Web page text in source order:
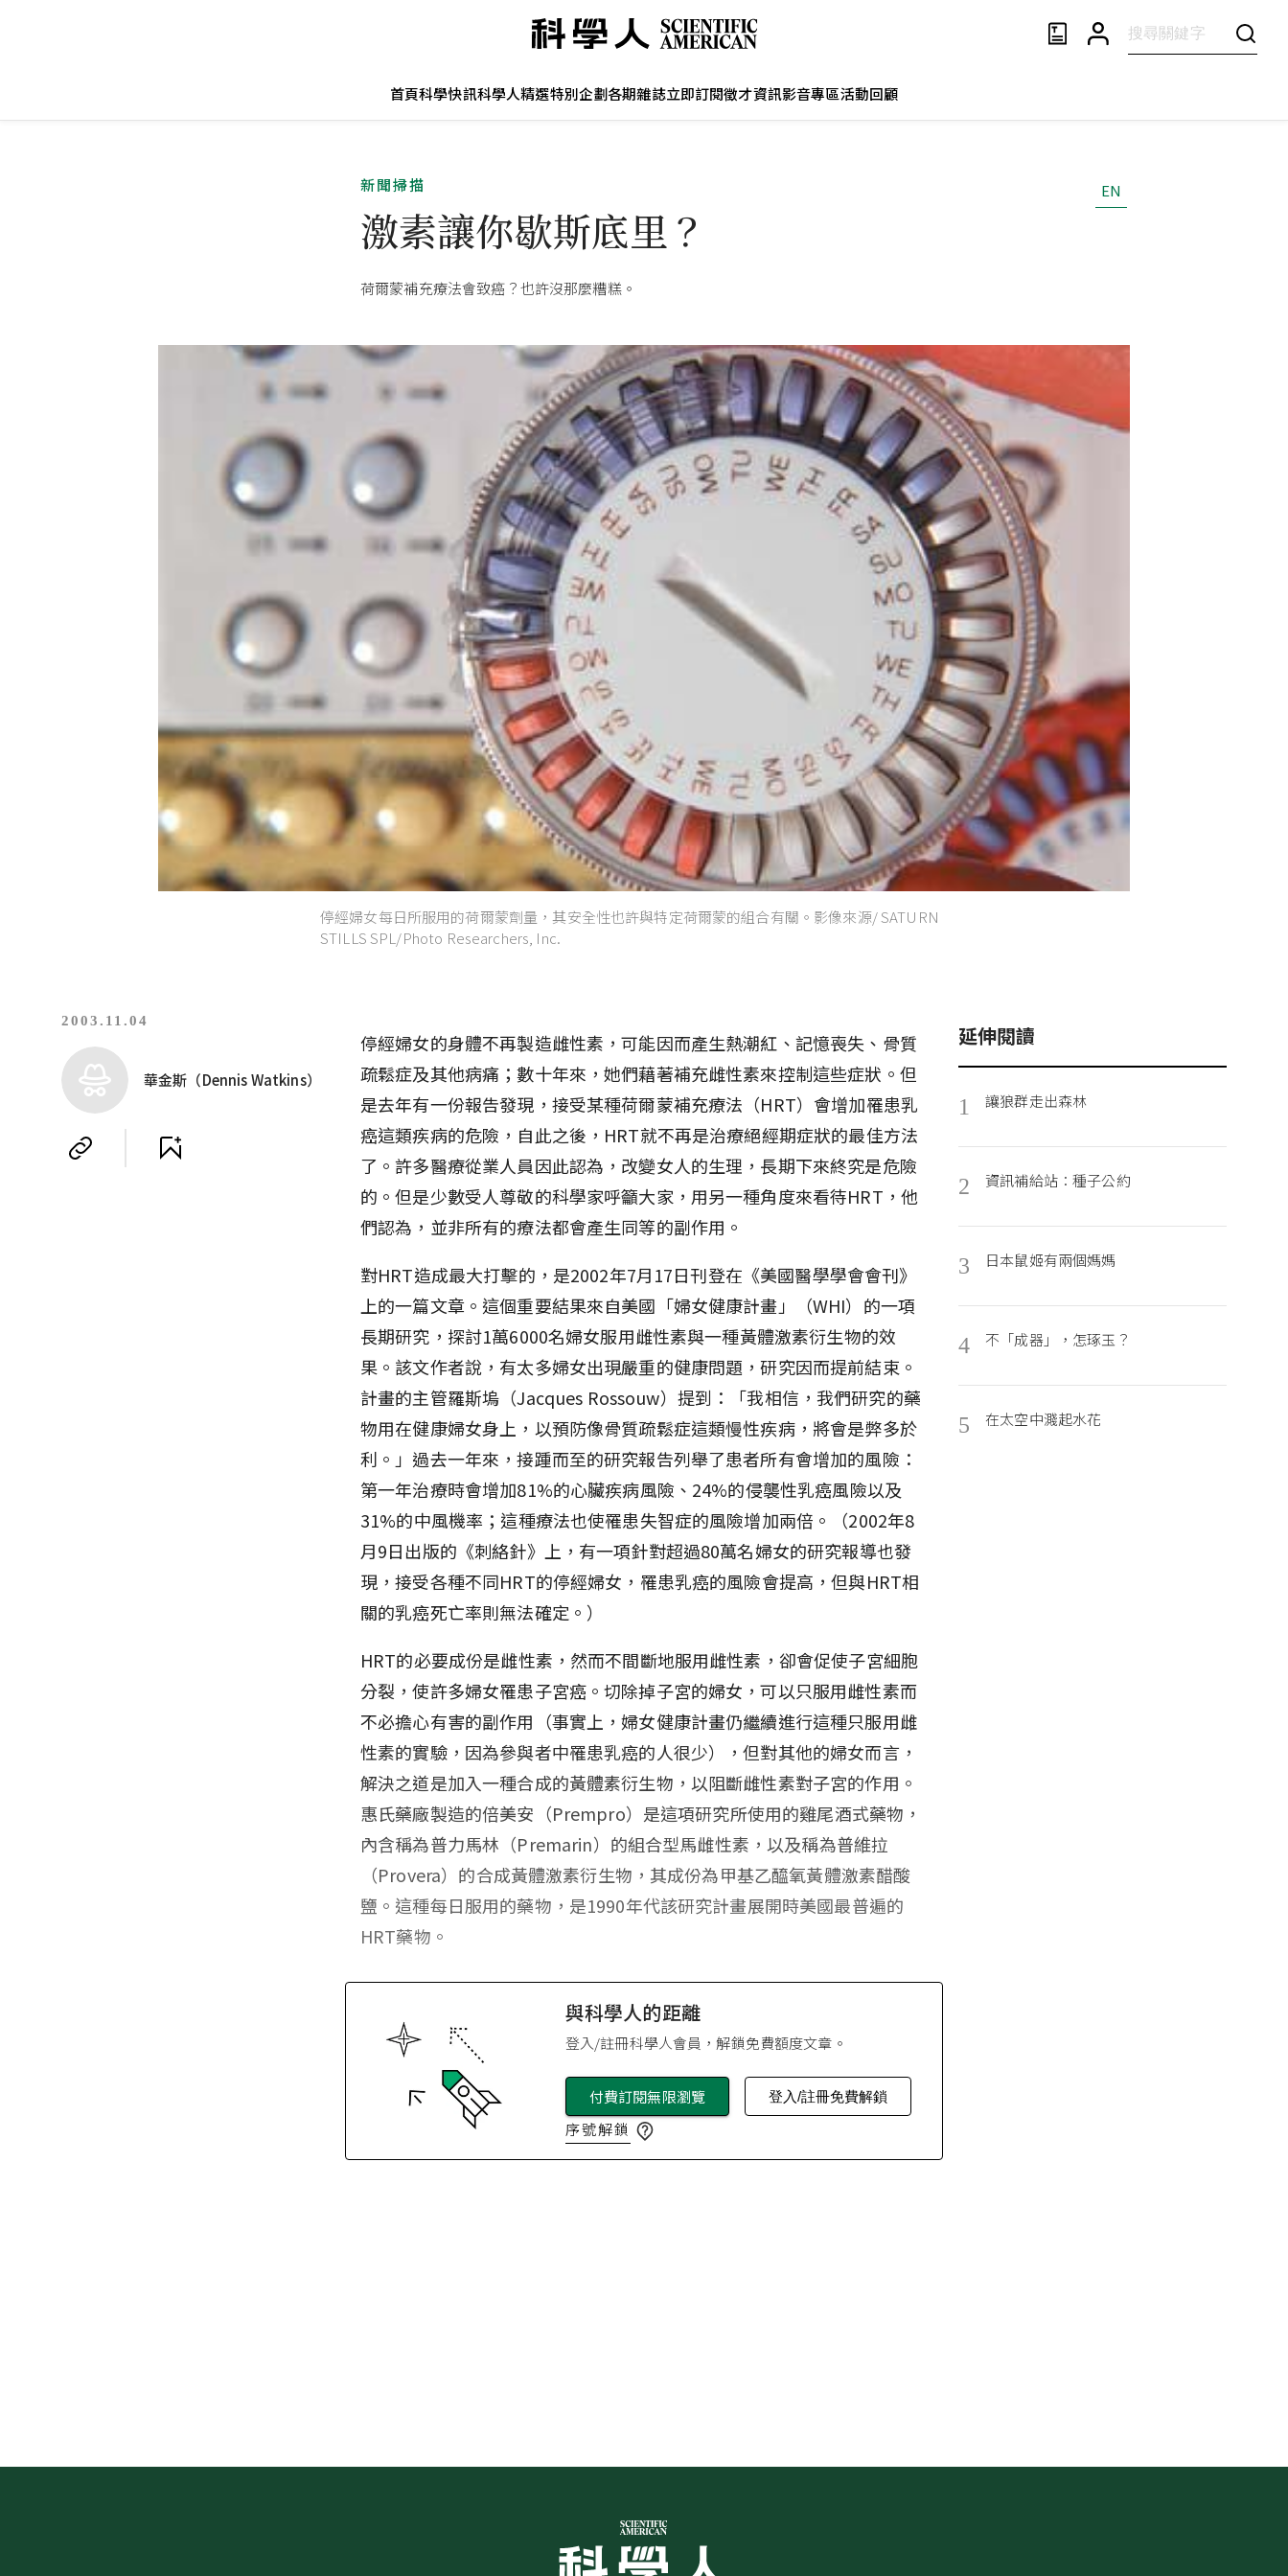
首頁科學快訊科學人精選特別企劃各期雜誌立即訂閱徵才資訊影音專區活動回顧
新聞掃描
激素讓你歇斯底里？
荷爾蒙補充療法會致癌？也許沒那麼糟糕。
EN
停經婦女每日所服用的荷爾蒙劑量，其安全性也許與特定荷爾蒙的組合有關。影像來源/ SATURN
STILLS SPL/Photo Researchers, Inc.
2003.11.04
華金斯（Dennis Watkins）
停經婦女的身體不再製造雌性素，可能因而產生熱潮紅、記憶喪失、骨質
疏鬆症及其他病痛；數十年來，她們藉著補充雌性素來控制這些症狀。但
是去年有一份報告發現，接受某種荷爾蒙補充療法（HRT）會增加罹患乳
癌這類疾病的危險，自此之後，HRT就不再是治療絕經期症狀的最佳方法
了。許多醫療從業人員因此認為，改變女人的生理，長期下來終究是危險
的。但是少數受人尊敬的科學家呼籲大家，用另一種角度來看待HRT，他
們認為，並非所有的療法都會產生同等的副作用。
對HRT造成最大打擊的，是2002年7月17日刊登在《美國醫學學會會刊》
上的一篇文章。這個重要結果來自美國「婦女健康計畫」（WHI）的一項
長期研究，探討1萬6000名婦女服用雌性素與一種黃體激素衍生物的效
果。該文作者說，有太多婦女出現嚴重的健康問題，研究因而提前結束。
計畫的主管羅斯塢（Jacques Rossouw）提到：「我相信，我們研究的藥
物用在健康婦女身上，以預防像骨質疏鬆症這類慢性疾病，將會是弊多於
利。」過去一年來，接踵而至的研究報告列舉了患者所有會增加的風險：
第一年治療時會增加81%的心臟疾病風險、24%的侵襲性乳癌風險以及
31%的中風機率；這種療法也使罹患失智症的風險增加兩倍。（2002年8
月9日出版的《刺絡針》上，有一項針對超過80萬名婦女的研究報導也發
現，接受各種不同HRT的停經婦女，罹患乳癌的風險會提高，但與HRT相
關的乳癌死亡率則無法確定。）
HRT的必要成份是雌性素，然而不間斷地服用雌性素，卻會促使子宮細胞
分裂，使許多婦女罹患子宮癌。切除掉子宮的婦女，可以只服用雌性素而
不必擔心有害的副作用（事實上，婦女健康計畫仍繼續進行這種只服用雌
性素的實驗，因為參與者中罹患乳癌的人很少），但對其他的婦女而言，
解決之道是加入一種合成的黃體素衍生物，以阻斷雌性素對子宮的作用。
惠氏藥廠製造的倍美安（Prempro）是這項研究所使用的雞尾酒式藥物，
內含稱為普力馬林（Premarin）的組合型馬雌性素，以及稱為普維拉
（Provera）的合成黃體激素衍生物，其成份為甲基乙醯氧黃體激素醋酸
鹽。這種每日服用的藥物，是1990年代該研究計畫展開時美國最普遍的
HRT藥物。
延伸閱讀
1 讓狼群走出森林
2 資訊補給站：種子公約
3 日本鼠姬有兩個媽媽
4 不「成器」，怎琢玉？
5 在太空中濺起水花
與科學人的距離
登入/註冊科學人會員，解鎖免費額度文章。
付費訂閱無限瀏覽 登入/註冊免費解鎖
序號解鎖